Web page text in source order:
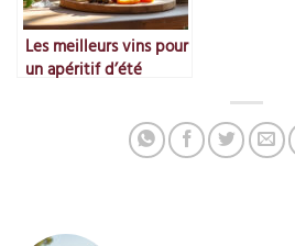
Les meilleurs vins pour
un apéritif d’été